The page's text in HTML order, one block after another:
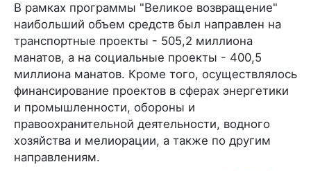
В рамках программы "Великое возвращение"
наибольший объем средств был направлен на
транспортные проекты - 505,2 миллиона
манатов, а на социальные проекты - 400,5
миллиона манатов. Кроме того, осуществлялось
финансирование проектов в сферах энергетики
и промышленности, обороны и
правоохранительной деятельности, водного
хозяйства и мелиорации, а также по другим
направлениям.